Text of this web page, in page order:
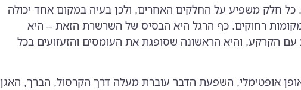
חלק משפיע על החלקים האחרים, ולכן בעיה במקום אחד יכולה
רחוקים. כף הרגל היא הבסיס של השרשרת הזאת – היא
הקרקע, והיא הראשונה שסופגת את העומסים והזעזועים בכל
אופטימלי, השפעת הדבר עוברת מעלה דרך הקרסול, הברך, האגן